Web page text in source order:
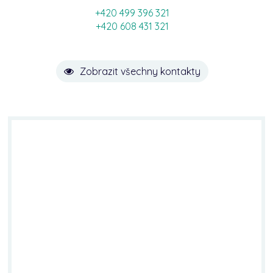
+420 499 396 321
+420 608 431 321
Zobrazit všechny kontakty